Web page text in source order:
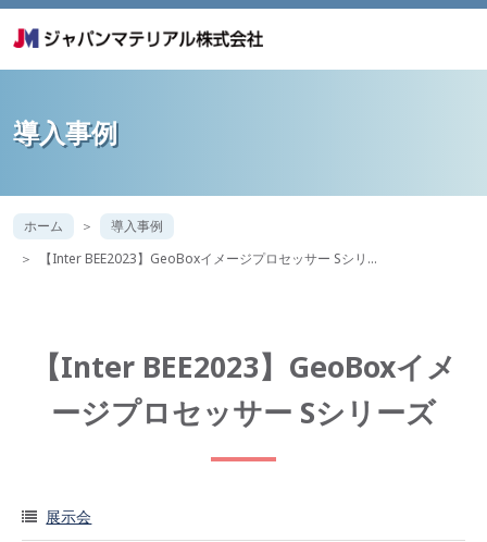
導入事例
ホーム
導入事例
【Inter BEE2023】GeoBoxイメージプロセッサー Sシリ…
【Inter BEE2023】GeoBoxイメ
ージプロセッサー Sシリーズ
展示会